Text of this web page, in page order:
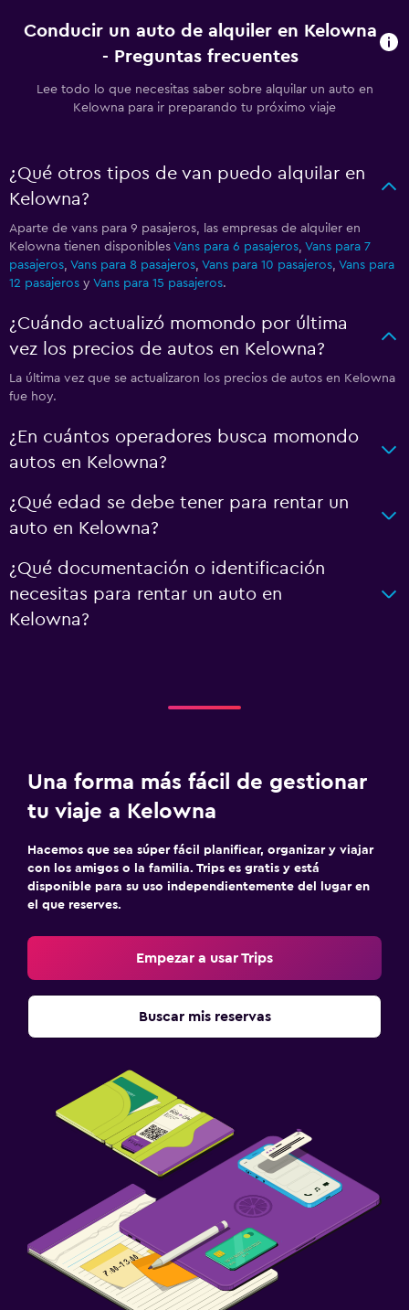
Conducir un auto de alquiler en Kelowna
- Preguntas frecuentes
Lee todo lo que necesitas saber sobre alquilar un auto en
Kelowna para ir preparando tu próximo viaje
¿Qué otros tipos de van puedo alquilar en
Kelowna?
Aparte de vans para 9 pasajeros, las empresas de alquiler en
Kelowna tienen disponibles Vans para 6 pasajeros, Vans para 7
pasajeros, Vans para 8 pasajeros, Vans para 10 pasajeros, Vans para
12 pasajeros y Vans para 15 pasajeros.
¿Cuándo actualizó momondo por última
vez los precios de autos en Kelowna?
La última vez que se actualizaron los precios de autos en Kelowna
fue hoy.
¿En cuántos operadores busca momondo
autos en Kelowna?
¿Qué edad se debe tener para rentar un
auto en Kelowna?
¿Qué documentación o identificación
necesitas para rentar un auto en
Kelowna?
Una forma más fácil de gestionar
tu viaje a Kelowna
Hacemos que sea súper fácil planificar, organizar y viajar
con los amigos o la familia. Trips es gratis y está
disponible para su uso independientemente del lugar en
el que reserves.
Empezar a usar Trips
Buscar mis reservas